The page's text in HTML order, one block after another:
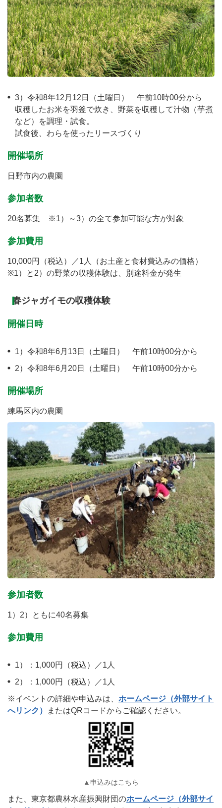
3）令和8年12月12日（土曜日） 午前10時00分から
収穫したお米を羽釜で炊き、野菜を収穫して汁物（芋煮
など）を調理・試食。
試食後、わらを使ったリースづくり
開催場所
日野市内の農園
参加者数
20名募集 ※1）～3）の全て参加可能な方が対象
参加費用
10,000円（税込）／1人（お土産と食材費込みの価格）
※1）と2）の野菜の収穫体験は、別途料金が発生
春ジャガイモの収穫体験
開催日時
1）令和8年6月13日（土曜日） 午前10時00分から
2）令和8年6月20日（土曜日） 午前10時00分から
開催場所
練馬区内の農園
参加者数
1）2）ともに40名募集
参加費用
1）：1,000円（税込）／1人
2）：1,000円（税込）／1人
※イベントの詳細や申込みは、 ホームページ（外部サイト
へリンク）
またはQRコードからご確認ください。
▲申込みはこちら
また、東京都農林水産振興財団のホームページ（外部サイ